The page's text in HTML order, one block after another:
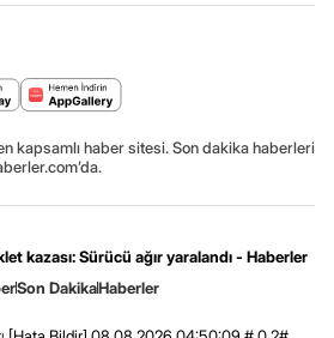
kapsamlı haber sitesi. Son dakika haberleri
kazası: Sürücü ağır yaralandı - Haberler
Son DakikaHaberler